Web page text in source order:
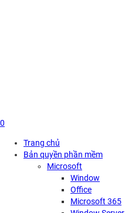
0
Trang chủ
Bản quyền phần mềm
Microsoft
Window
Office
Microsoft 365